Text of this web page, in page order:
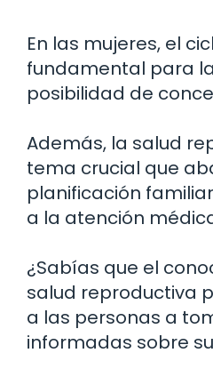
En las mujeres, el
fundamental para
posibilidad de
Además, la salud
tema crucial que
planificación
a la atención
¿Sabías que el
salud reproductiva
a las personas a
informadas sobre